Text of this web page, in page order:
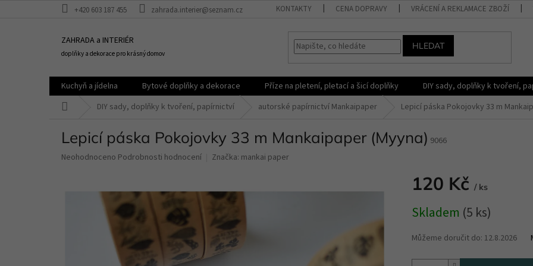
+420 603 187 455 zahrada.interier@seznam.cz KONTAKTY CENA DOPRAVY VRÁCENÍ A REKLAMACE ZBOŽÍ
ZAHRADA a INTERIÉR
doplňky a dekorace pro krásný domov
HLEDAT
Kuchyň a jídelna Bytové doplňky a dekorace Příze na pletení, pletací a šicí doplňky DIY sady, doplňky k tvoření,
DIY sady, doplňky k tvoření, papírnictví autorské papírnictví Mankaipaper Lepicí páska Pokojovky 33 m
Lepicí páska Pokojovky 33 m Mankaipaper (Myyna) 9066
Průměrné
Neohodnoceno Podrobnosti hodnocení Značka: mankai paper
120 Kč / ks
cena:
Skladem (5 ks)
Můžeme doručit do: 12.8.2026